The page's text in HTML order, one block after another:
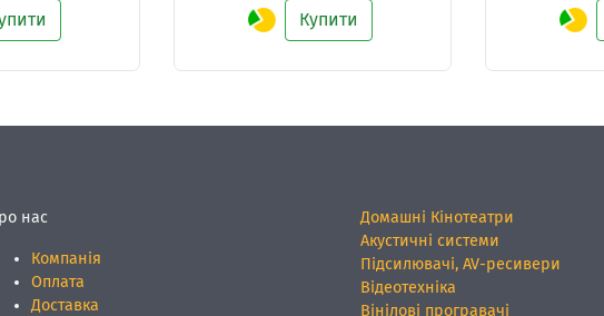
Купити
нас
Компанія
Оплата
Доставка
Домашні Кінотеатри
Акустичні системи
Підсилювачі, AV-ресивери
Відеотехніка
Вінілові програвачі